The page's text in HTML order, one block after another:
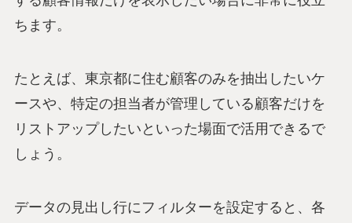
ちます。
たとえば、東京都に住む顧客のみを抽出したいケ
ースや、特定の担当者が管理している顧客だけを
リストアップしたいといった場面で活用できるで
しょう。
データの見出し行にフィルターを設定すると、各